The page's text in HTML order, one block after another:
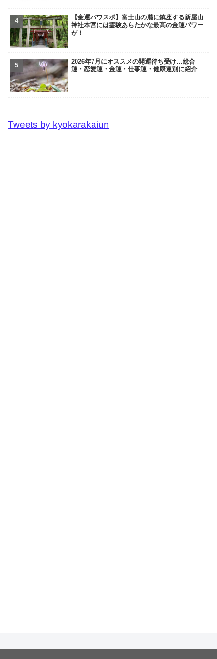
【金運パワスポ】富士山の麓に鎮座する新屋山
神社本宮には霊験あらたかな最高の金運パワー
が！
2026年7月にオススメの開運待ち受け…総合
運・恋愛運・金運・仕事運・健康運別に紹介
Tweets by kyokarakaiun